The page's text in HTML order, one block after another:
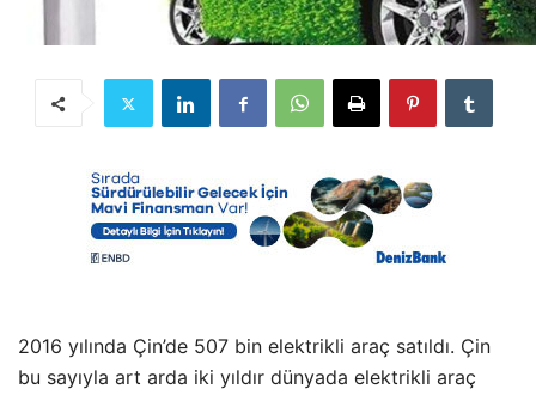
2016 yılında Çin’de 507 bin elektrikli araç satıldı. Çin
bu sayıyla art arda iki yıldır dünyada elektrikli araç